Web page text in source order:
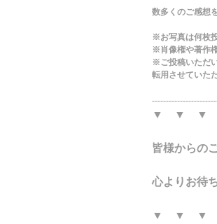
数多くのご感想
※お写真は何枚
※肖像権や著作
※ご投稿いただ
転用させていた
▼ ▼ ▼
皆様からの
心よりお待
▼ ▼ ▼